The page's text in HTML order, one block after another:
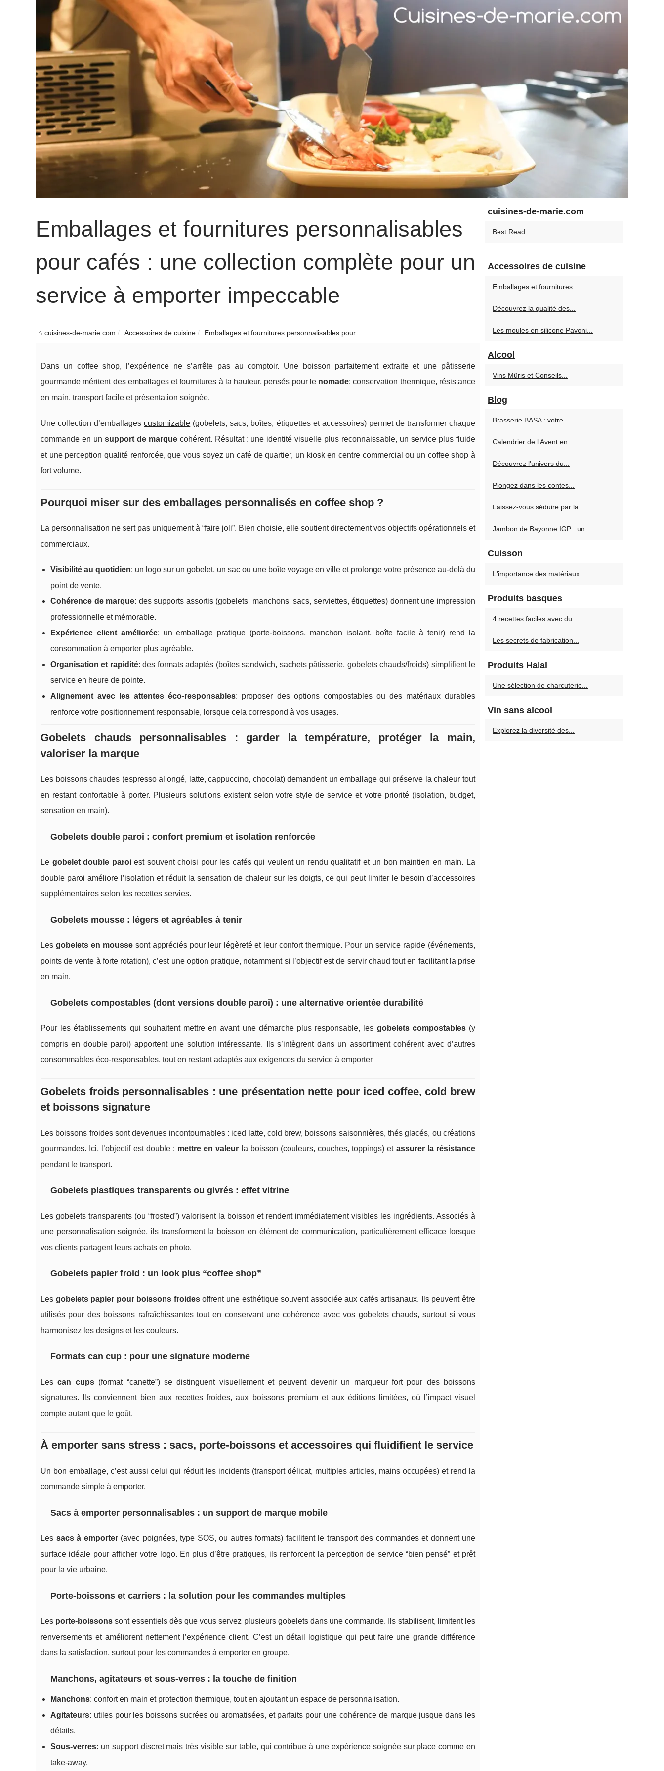
Emballages et fournitures personnalisables
pour cafés : une collection complète pour un
service à emporter impeccable
cuisines-de-marie.com Accessoires de cuisine Emballages et fournitures personnalisables pour...
Dans un coffee shop, l’expérience ne s’arrête pas au comptoir. Une boisson parfaitement extraite et une pâtisserie
gourmande méritent des emballages et fournitures à la hauteur, pensés pour le nomade: conservation thermique, résistance
en main, transport facile et présentation soignée.
Une collection d’emballagescustomizable (gobelets, sacs, boîtes, étiquettes et accessoires) permet de transformer chaque
commande en un support de marquecohérent. Résultat : une identité visuelle plus reconnaissable, un service plus fluide
et une perception qualité renforcée, que vous soyez un café de quartier, un kiosk en centre commercial ou un coffee shop à
fort volume.
Pourquoi miser sur des emballages personnalisés en coffee shop ?
La personnalisation ne sert pas uniquement à “faire joli”. Bien choisie, elle soutient directement vos objectifs opérationnels et
commerciaux.
Visibilité au quotidien: un logo sur un gobelet, un sac ou une boîte voyage en ville et prolonge votre présence au-delà du
point de vente.
Cohérence de marque: des supports assortis (gobelets, manchons, sacs, serviettes, étiquettes) donnent une impression
professionnelle et mémorable.
Expérience client améliorée: un emballage pratique (porte-boissons, manchon isolant, boîte facile à tenir) rend la
consommation à emporter plus agréable.
Organisation et rapidité: des formats adaptés (boîtes sandwich, sachets pâtisserie, gobelets chauds/froids) simplifient le
service en heure de pointe.
Alignement avec les attentes éco-responsables: proposer des options compostables ou des matériaux durables
renforce votre positionnement responsable, lorsque cela correspond à vos usages.
Gobelets chauds personnalisables : garder la température, protéger la main,
valoriser la marque
Les boissons chaudes (espresso allongé, latte, cappuccino, chocolat) demandent un emballage qui préserve la chaleur tout
en restant confortable à porter. Plusieurs solutions existent selon votre style de service et votre priorité (isolation, budget,
sensation en main).
Gobelets double paroi : confort premium et isolation renforcée
Le gobelet double paroiest souvent choisi pour les cafés qui veulent un rendu qualitatif et un bon maintien en main. La
double paroi améliore l’isolation et réduit la sensation de chaleur sur les doigts, ce qui peut limiter le besoin d’accessoires
supplémentaires selon les recettes servies.
Gobelets mousse : légers et agréables à tenir
Les gobelets en moussesont appréciés pour leur légèreté et leur confort thermique. Pour un service rapide (événements,
points de vente à forte rotation), c’est une option pratique, notamment si l’objectif est de servir chaud tout en facilitant la prise
en main.
Gobelets compostables (dont versions double paroi) : une alternative orientée durabilité
Pour les établissements qui souhaitent mettre en avant une démarche plus responsable, les gobelets compostables(y
compris en double paroi) apportent une solution intéressante. Ils s’intègrent dans un assortiment cohérent avec d’autres
consommables éco-responsables, tout en restant adaptés aux exigences du service à emporter.
Gobelets froids personnalisables : une présentation nette pour iced coffee, cold brew
et boissons signature
Les boissons froides sont devenues incontournables : iced latte, cold brew, boissons saisonnières, thés glacés, ou créations
gourmandes. Ici, l’objectif est double : mettre en valeur la boisson (couleurs, couches, toppings) et assurer la résistance
pendant le transport.
Gobelets plastiques transparents ou givrés : effet vitrine
Les gobelets transparents (ou “frosted”) valorisent la boisson et rendent immédiatement visibles les ingrédients. Associés à
une personnalisation soignée, ils transforment la boisson en élément de communication, particulièrement efficace lorsque
vos clients partagent leurs achats en photo.
Gobelets papier froid : un look plus “coffee shop”
Les gobelets papier pour boissons froidesoffrent une esthétique souvent associée aux cafés artisanaux. Ils peuvent être
utilisés pour des boissons rafraîchissantes tout en conservant une cohérence avec vos gobelets chauds, surtout si vous
harmonisez les designs et les couleurs.
Formats can cup : pour une signature moderne
Lescan cups(format “canette”) se distinguent visuellement et peuvent devenir un marqueur fort pour des boissons
signatures. Ils conviennent bien aux recettes froides, aux boissons premium et aux éditions limitées, où l’impact visuel
compte autant que le goût.
À emporter sans stress : sacs, porte-boissons et accessoires qui fluidifient le service
Un bon emballage, c’est aussi celui qui réduit les incidents (transport délicat, multiples articles, mains occupées) et rend la
commande simple à emporter.
Sacs à emporter personnalisables : un support de marque mobile
Les sacs à emporter(avec poignées, type SOS, ou autres formats) facilitent le transport des commandes et donnent une
surface idéale pour afficher votre logo. En plus d’être pratiques, ils renforcent la perception de service “bien pensé” et prêt
pour la vie urbaine.
Porte-boissons et carriers : la solution pour les commandes multiples
Les porte-boissons sont essentiels dès que vous servez plusieurs gobelets dans une commande. Ils stabilisent, limitent les
renversements et améliorent nettement l’expérience client. C’est un détail logistique qui peut faire une grande différence
dans la satisfaction, surtout pour les commandes à emporter en groupe.
Manchons, agitateurs et sous-verres : la touche de finition
Manchons: confort en main et protection thermique, tout en ajoutant un espace de personnalisation.
Agitateurs: utiles pour les boissons sucrées ou aromatisées, et parfaits pour une cohérence de marque jusque dans les
détails.
Sous-verres: un support discret mais très visible sur table, qui contribue à une expérience soignée sur place comme en
take-away.
cuisines-de-marie.com
Best Read
Accessoires de cuisine
Emballages et fournitures...
Découvrez la qualité des...
Les moules en silicone Pavoni...
Alcool
Vins Mûris et Conseils...
Blog
Brasserie BASA : votre...
Calendrier de l'Avent en...
Découvrez l'univers du...
Plongez dans les contes...
Laissez-vous séduire par la...
Jambon de Bayonne IGP : un...
Cuisson
L'importance des matériaux...
Produits basques
4 recettes faciles avec du...
Les secrets de fabrication...
Produits Halal
Une sélection de charcuterie...
Vin sans alcool
Explorez la diversité des...